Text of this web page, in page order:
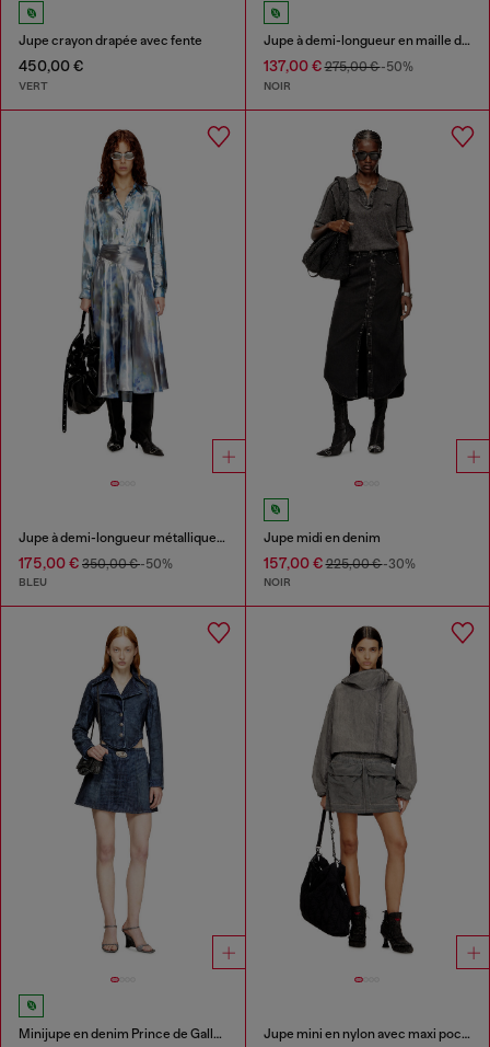
Jupe crayon drapée avec fente
450,00 €
VERT
Jupe à demi-longueur en maille de lin à imprimé inversé
137,00 €275,00 €-50%
NOIR
Jupe à demi-longueur métallique avec imprimé rose flou
175,00 € 350,00 €-50%
BLEU
Jupe midi en denim
157,00 €225,00 €-30%
NOIR
Minijupe en denim Prince de Galles Jupe mini en nylon avec maxi poches à rabat